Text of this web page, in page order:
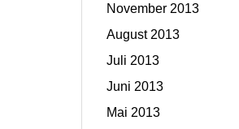
November 2013
August 2013
Juli 2013
Juni 2013
Mai 2013